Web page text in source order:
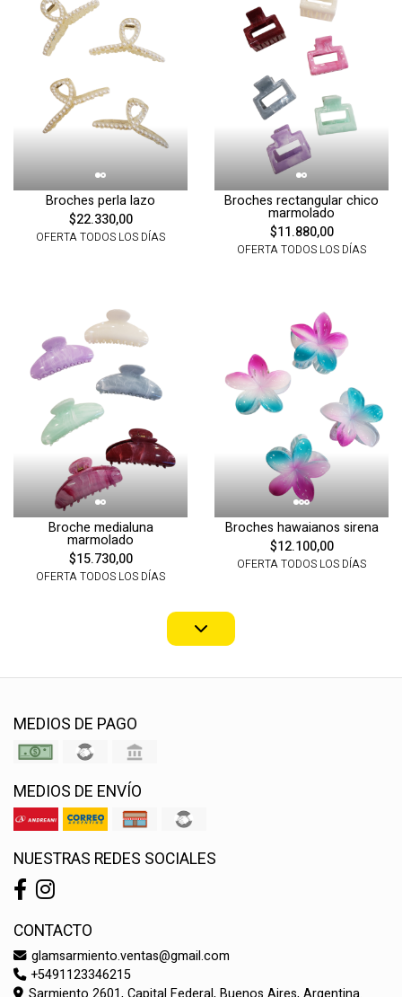
Broches perla lazo
$22.330,00
OFERTA TODOS LOS DÍAS
Broches rectangular chico
marmolado
$11.880,00
OFERTA TODOS LOS DÍAS
Broche medialuna
marmolado
$15.730,00
OFERTA TODOS LOS DÍAS
Broches hawaianos sirena
$12.100,00
OFERTA TODOS LOS DÍAS
MEDIOS DE PAGO
MEDIOS DE ENVÍO
NUESTRAS REDES SOCIALES
CONTACTO
glamsarmiento.ventas@gmail.com
+5491123346215